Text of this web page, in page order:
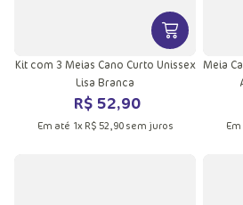
VER MAIS
Kit com 3 Meias Cano Curto Unissex
Lisa Branca
R$ 52,90
Em até 1x R$ 52,90sem juros
Meia